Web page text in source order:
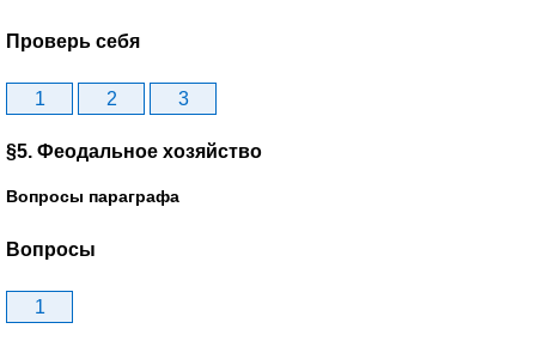
Проверь себя
1 2 3
§5. Феодальное хозяйство
Вопросы параграфа
Вопросы
1